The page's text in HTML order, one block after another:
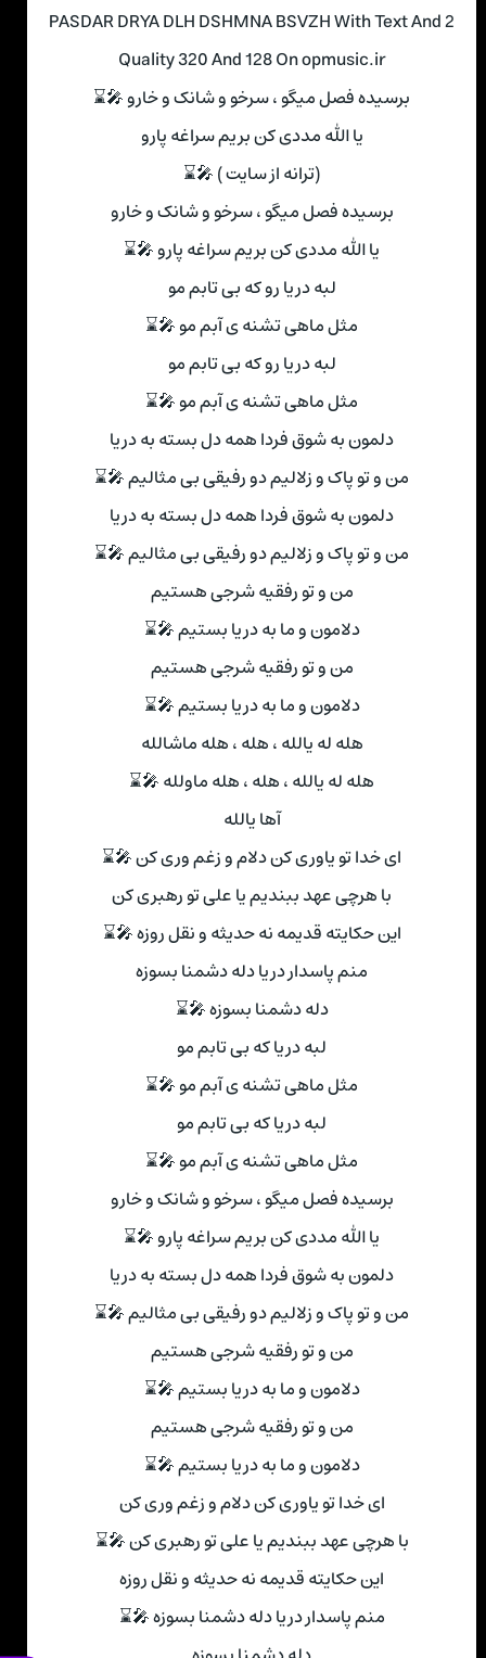
PASDAR DRYA DLH DSHMNA BSVZH With Text And 2
Quality 320 And 128 On opmusic.ir
برسیده فصل میگو ، سرخو و شانک و خارو 🎤⌛
یا الله مددی کن بریم سراغه پارو
(ترانه از سایت ) 🎤⌛
برسیده فصل میگو ، سرخو و شانک و خارو
یا الله مددی کن بریم سراغه پارو 🎤⌛
لبه دریا رو که بی تابم مو
مثل ماهی تشنه ی آبم مو 🎤⌛
لبه دریا رو که بی تابم مو
مثل ماهی تشنه ی آبم مو 🎤⌛
دلمون به شوق فردا همه دل بسته به دریا
من و تو پاک و زلالیم دو رفیقی بی مثالیم 🎤⌛
دلمون به شوق فردا همه دل بسته به دریا
من و تو پاک و زلالیم دو رفیقی بی مثالیم 🎤⌛
من و تو رفقیه شرجی هستیم
دلامون و ما به دریا بستیم 🎤⌛
من و تو رفقیه شرجی هستیم
دلامون و ما به دریا بستیم 🎤⌛
هله له یالله ، هله ، هله ماشالله
هله له یالله ، هله ، هله ماولله 🎤⌛
آها یالله
ای خدا تو یاوری کن دلام و زغم وری کن 🎤⌛
با هرچی عهد ببندیم یا علی تو رهبری کن
این حکایته قدیمه نه حدیثه و نقل روزه 🎤⌛
منم پاسدار دریا دله دشمنا بسوزه
دله دشمنا بسوزه 🎤⌛
لبه دریا که بی تابم مو
مثل ماهی تشنه ی آبم مو 🎤⌛
لبه دریا که بی تابم مو
مثل ماهی تشنه ی آبم مو 🎤⌛
برسیده فصل میگو ، سرخو و شانک و خارو
یا الله مددی کن بریم سراغه پارو 🎤⌛
دلمون به شوق فردا همه دل بسته به دریا
من و تو پاک و زلالیم دو رفیقی بی مثالیم 🎤⌛
من و تو رفقیه شرجی هستیم
دلامون و ما به دریا بستیم 🎤⌛
من و تو رفقیه شرجی هستیم
دلامون و ما به دریا بستیم 🎤⌛
ای خدا تو یاوری کن دلام و زغم وری کن
با هرچی عهد ببندیم یا علی تو رهبری کن 🎤⌛
این حکایته قدیمه نه حدیثه و نقل روزه
منم پاسدار دریا دله دشمنا بسوزه 🎤⌛